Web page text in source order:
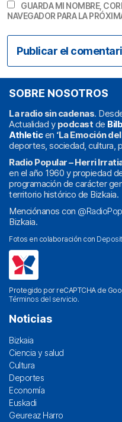
GUARDA MI NOMBRE,
NAVEGADOR PARA LA
SOBRE NOSOTROS
La radio sin cadenas.
Actualidad y podcast de
Athleticen ‘La Emoción
deportes, sociedad, cultura,
Radio Popular – Herri
en el año 1960 y propiedad
programación de carácter
territorio histórico de Bizkaia.
Menciónanos con
Bizkaia.
Fotos en colaboración con
Protegido por reCAPTCHA de
Términos del servicio.
Noticias
Bizkaia
Ciencia y salud
Cultura
Deportes
Economía
Euskadi
Geureaz Harro